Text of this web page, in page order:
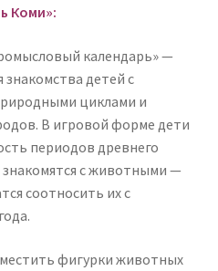
Коми»:
календарь» —
детей с
циклами и
В игровой форме дети
периодов древнего
с животными —
соотносить их с
фигурки животных